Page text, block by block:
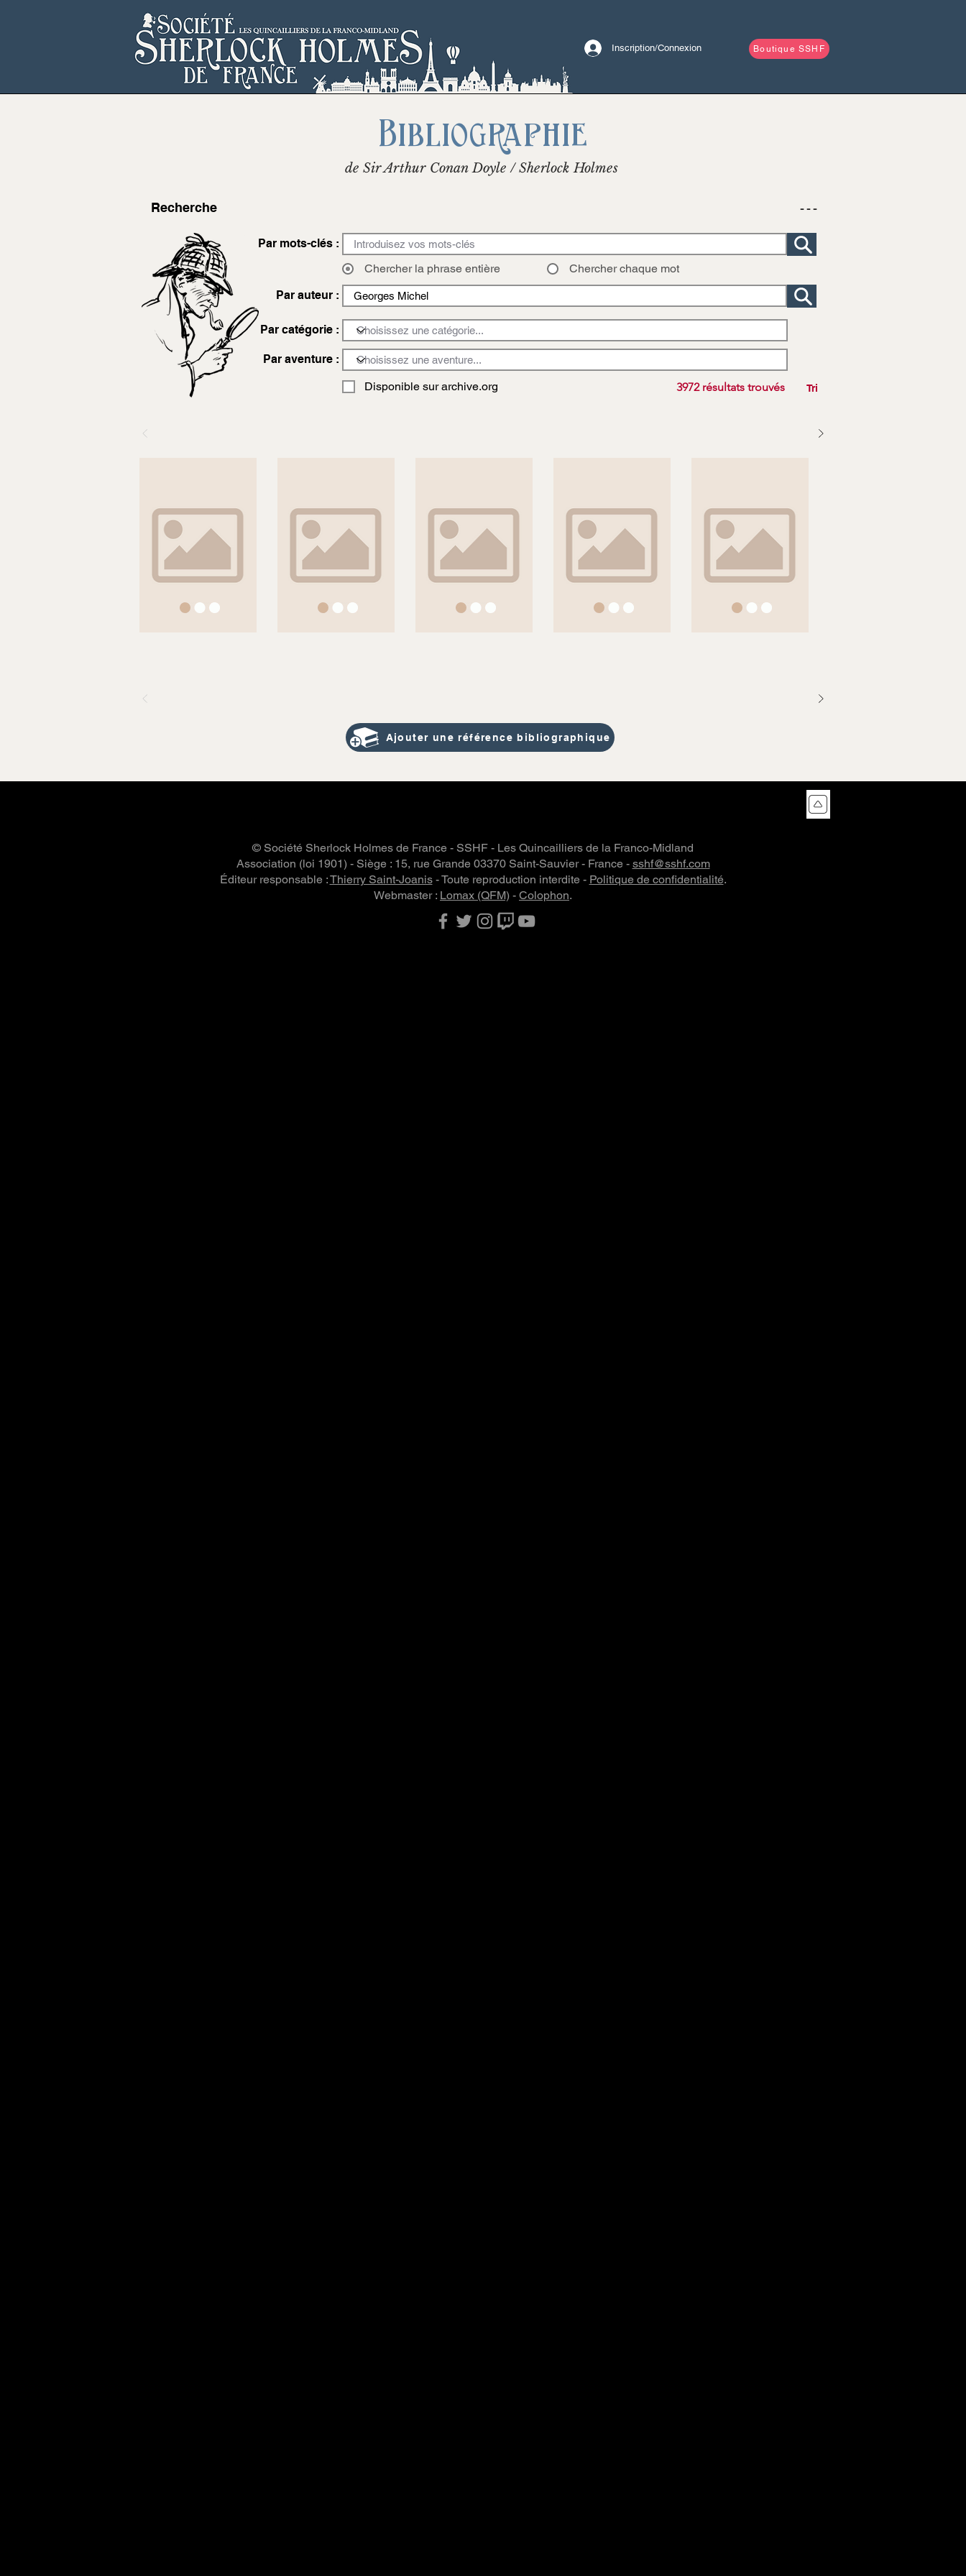
Boutique SSHF
Inscription/Connexion
Bibliographie
de Sir Arthur Conan Doyle / Sherlock Holmes
Recherche - - -
Par mots-clés :
Par auteur :
Par catégorie :
Par aventure :
Chercher la phrase entière Chercher chaque mot
Disponible sur archive.org 3972 résultats trouvés Tri
Ajouter une référence bibliographique
© Société Sherlock Holmes de France - SSHF - Les Quincailliers de la Franco-Midland
Association (loi 1901) - Siège : 15, rue Grande 03370 Saint-Sauvier - France - sshf@sshf.com
Éditeur responsable :Thierry Saint-Joanis- Toute reproduction interdite - Politique de confidentialité.
Webmaster : Lomax (QFM) - Colophon.